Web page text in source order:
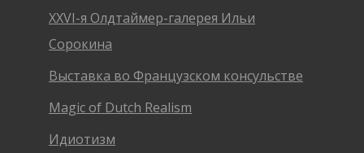
XXVI-я Олдтаймер-галерея Ильи
Сорокина
Выставка во Французском консульстве
Magic of Dutch Realism
Идиотизм